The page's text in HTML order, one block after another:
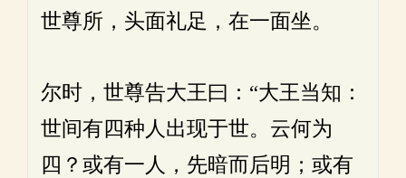
世尊所，头面礼足，在一面坐。
尔时，世尊告大王曰：“大王当知：
世间有四种人出现于世。云何为
四？或有一人，先暗而后明；或有